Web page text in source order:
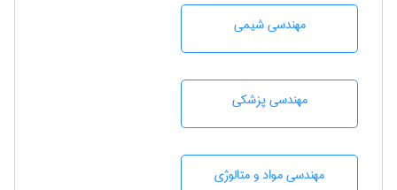
مهندسي شيمی
مهندسی پزشکی
مهندسی مواد و متالوژی